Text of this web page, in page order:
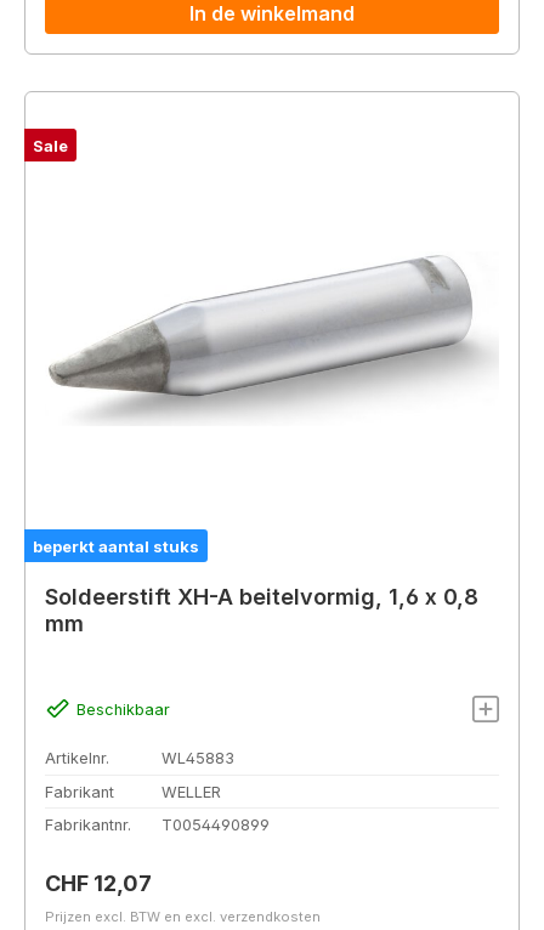
In de winkelmand
Sale
beperkt aantal stuks
Soldeerstift XH-A beitelvormig, 1,6 x 0,8
mm
Beschikbaar
Artikelnr.
WL45883
Fabrikant
WELLER
Fabrikantnr.
T0054490899
Normale prijs:
CHF 12,07
Prijzen excl. BTW en excl. verzendkosten